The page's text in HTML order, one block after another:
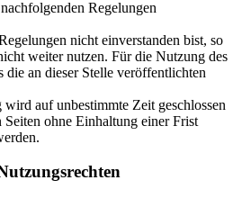
Regelungen
nicht einverstanden bist, so
weiter nutzen. Für die Nutzung des
die an dieser Stelle veröffentlichten
auf unbestimmte Zeit geschlossen
ohne Einhaltung einer Frist